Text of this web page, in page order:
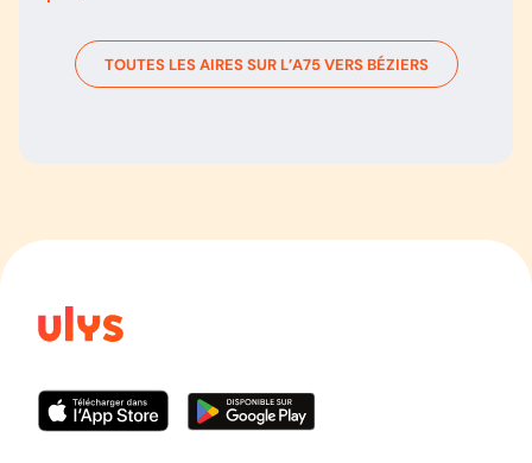
TOUTES LES AIRES SUR L’A75VERS BÉZIERS